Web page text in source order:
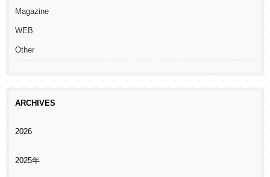
Magazine
WEB
Other
ARCHIVES
2026
2025年